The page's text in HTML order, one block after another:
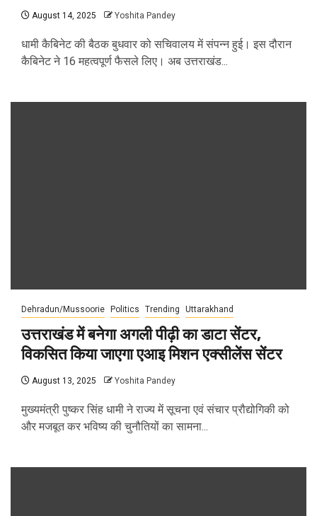
August 14, 2025 Yoshita Pandey
धामी कैबिनेट की बैठक बुधवार को सचिवालय में संपन्‍न हुई। इस दौरान
कैबिनेट ने 16 महत्‍वपूर्ण फैसले लिए। अब उत्तराखंड...
Dehradun/Mussoorie Politics Trending Uttarakhand
उत्तराखंड में बनेगा अगली पीढ़ी का डाटा सेंटर,
विकसित किया जाएगा एआइ मिशन एक्सीलेंस सेंटर
August 13, 2025 Yoshita Pandey
मुख्यमंत्री पुष्कर सिंह धामी ने राज्य में सूचना एवं संचार प्रौद्योगिकी को
और मजबूत कर भविष्य की चुनौतियों का सामना...